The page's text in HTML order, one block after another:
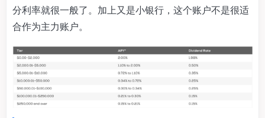
分利率就很一般了。加上又是小银行，这个账户不是很适
合作为主力账户。